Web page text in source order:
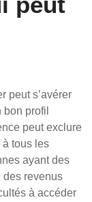
peut s’avérer
profil
peut exclure
tous les
ayant des
des revenus
à accéder